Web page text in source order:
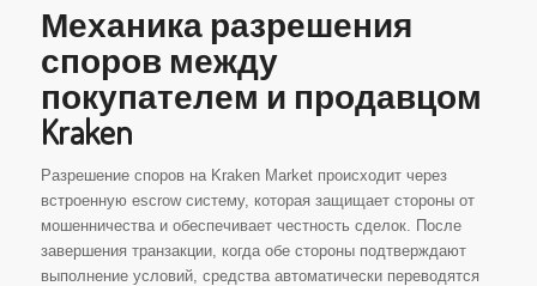
Механика разрешения
споров между
покупателем и продавцом
Kraken
Разрешение споров на Kraken Market происходит через
встроенную escrow систему, которая защищает стороны от
мошенничества и обеспечивает честность сделок. После
завершения транзакции, когда обе стороны подтверждают
выполнение условий, средства автоматически переводятся